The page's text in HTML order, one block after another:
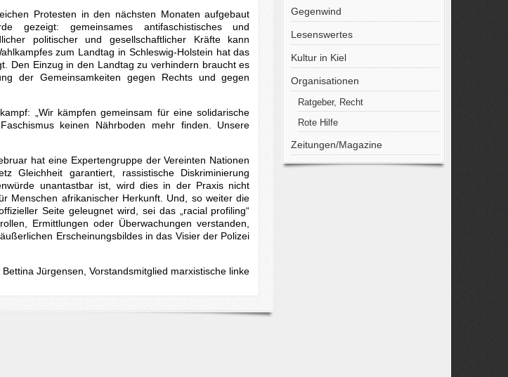
Protesten in den nächsten Monaten aufgebaut
gezeigt: gemeinsames antifaschistisches und
politischer und gesellschaftlicher Kräfte kann
zum Landtag in Schleswig-Holstein hat das
Den Einzug in den Landtag zu verhindern braucht es
der Gemeinsamkeiten gegen Rechts und gegen
„Wir kämpfen gemeinsam für eine solidarische
keinen Nährboden mehr finden. Unsere
hat eine Expertengruppe der Vereinten Nationen
Gleichheit garantiert, rassistische Diskriminierung
unantastbar ist, wird dies in der Praxis nicht
Menschen afrikanischer Herkunft. Und, so weiter die
Seite geleugnet wird, sei das „racial profiling“
Ermittlungen oder Überwachungen verstanden,
Erscheinungsbildes in das Visier der Polizei
Bettina Jürgensen, Vorstandsmitglied marxistische linke
Gegenwind
Lesenswertes
Kultur in Kiel
Organisationen
Ratgeber, Recht
Rote Hilfe
Zeitungen/Magazine